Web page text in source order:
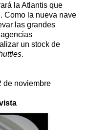
la Atlantis que
Como la nueva nave
las grandes
un stock de
.
de noviembre